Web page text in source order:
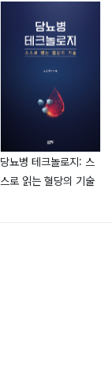
당뇨병 테크놀로지: 스
스로 읽는 혈당의 기술